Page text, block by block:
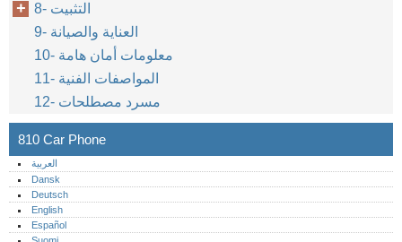
8- التثبيت
9- العناية والصيانة
10- معلومات أمان هامة
11- المواصفات الفنية
12- مسرد مصطلحات
810 Car Phone
العربية
Dansk
Deutsch
English
Español